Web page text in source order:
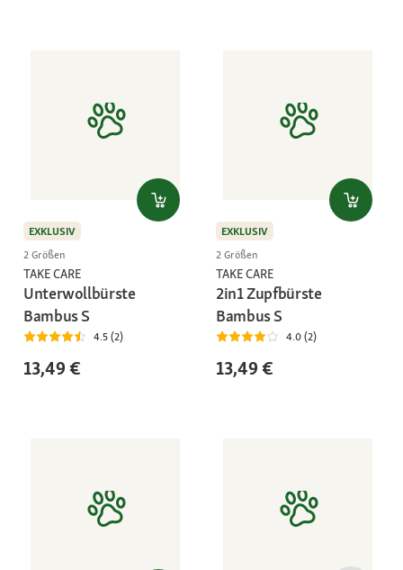
EXKLUSIV
2 Größen
TAKE CARE
Unterwollbürste
Bambus S
4.5 (2)
13,49 €
EXKLUSIV
2 Größen
TAKE CARE
2in1 Zupfbürste
Bambus S
4.0 (2)
13,49 €